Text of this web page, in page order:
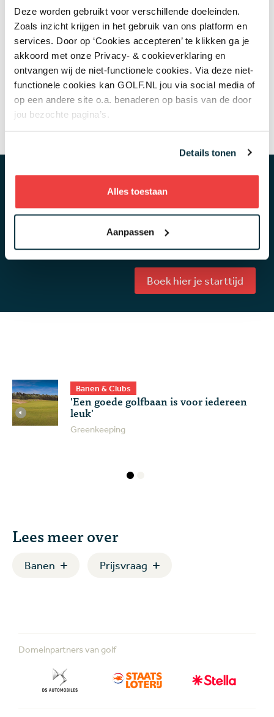
Deze worden gebruikt voor verschillende doeleinden.
Zoals inzicht krijgen in het gebruik van ons platform en
services. Door op ‘Cookies accepteren’ te klikken ga je
akkoord met onze Privacy- & cookieverklaring en
ontvangen wij de niet-functionele cookies. Via deze niet-
functionele cookies kan GOLF.NL jou via social media of
op een andere site o.a. benaderen op basis van de door
jou bezochte pagina’s.
Details tonen
Alles toestaan
Aanpassen
We verloten onder de goede antwoorden 2
greenfees (9 holes) en maken de winnaar rond 17
mei 2023 bekend in de reacties! Succes!
Meer weten?
The Links Valley
Tijd om te golfen!
Reserveer eenvoudig je starttijd in de app
Boek hier je starttijd
Banen & Clubs
'Een goede golfbaan is voor iedereen
leuk'
Greenkeeping
Lees meer over
Banen Prijsvraag
Domeinpartners van golf